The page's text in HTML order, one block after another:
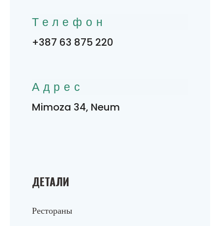
ДЕТАЛИ
Рестораны
Телефон
+387 63 875 220
Адрес
Mimoza 34, Neum